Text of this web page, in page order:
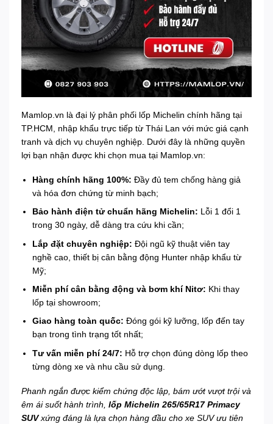
Mamlop.vn là đại lý phân phối lốp Michelin chính hãng tại
TP.HCM, nhập khẩu trực tiếp từ Thái Lan với mức giá cạnh
tranh và dịch vụ chuyên nghiệp. Dưới đây là những quyền
lợi bạn nhận được khi chọn mua tại Mamlop.vn:
Hàng chính hãng 100%: Đầy đủ tem chống hàng giả
và hóa đơn chứng từ minh bạch;
Bảo hành điện tử chuẩn hãng Michelin: Lỗi 1 đổi 1
trong 30 ngày, dễ dàng tra cứu khi cần;
Lắp đặt chuyên nghiệp: Đội ngũ kỹ thuật viên tay
nghề cao, thiết bị cân bằng động Hunter nhập khẩu từ
Mỹ;
Miễn phí cân bằng động và bơm khí Nitơ: Khi thay
lốp tại showroom;
Giao hàng toàn quốc: Đóng gói kỹ lưỡng, lốp đến tay
bạn trong tình trạng tốt nhất;
Tư vấn miễn phí 24/7: Hỗ trợ chọn đúng dòng lốp theo
từng dòng xe và nhu cầu sử dụng.
Phanh ngắn được kiểm chứng độc lập, bám ướt vượt trội và
êm ái suốt hành trình, lốp Michelin 265/65R17 Primacy
SUVxứng đáng là lựa chọn hàng đầu cho xe SUV ưu tiên